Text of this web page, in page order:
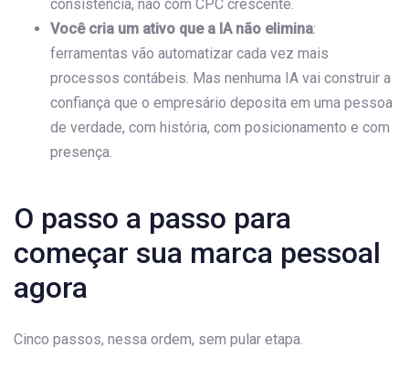
consistência, não com CPC crescente.
Você cria um ativo que a IA não elimina:
ferramentas vão automatizar cada vez mais
processos contábeis. Mas nenhuma IA vai construir a
confiança que o empresário deposita em uma pessoa
de verdade, com história, com posicionamento e com
presença.
O passo a passo para
começar sua marca pessoal
agora
Cinco passos, nessa ordem, sem pular etapa.